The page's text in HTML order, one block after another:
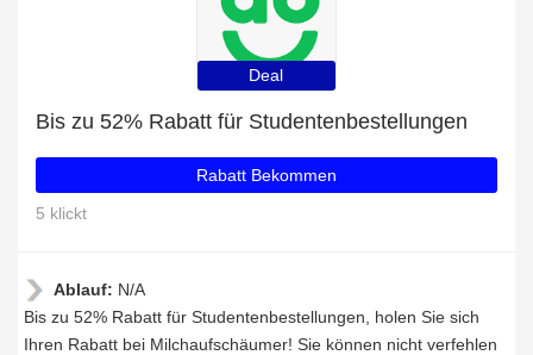
Deal
Bis zu 52% Rabatt für Studentenbestellungen
Rabatt Bekommen
5 klickt
Ablauf: N/A
Bis zu 52% Rabatt für Studentenbestellungen, holen Sie sich
Ihren Rabatt bei Milchaufschäumer! Sie können nicht verfehlen